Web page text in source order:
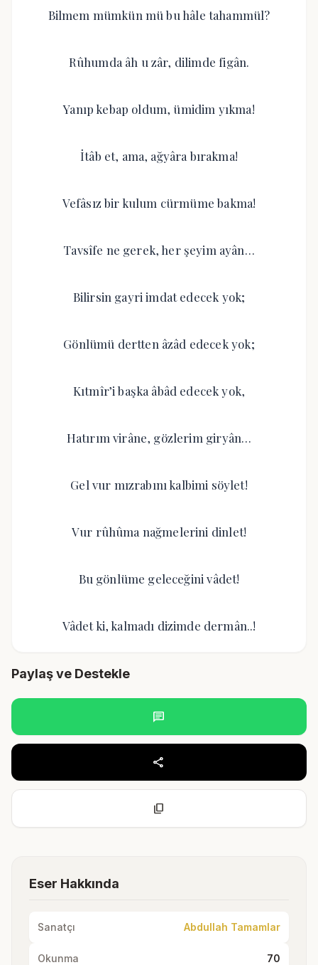
Bilmem mümkün mü bu hâle tahammül?
Rûhumda âh u zâr, dilimde figân.
Yanıp kebap oldum, ümidim yıkma!
İtâb et, ama, ağyâra bırakma!
Vefâsız bir kulum cürmüme bakma!
Tavsîfe ne gerek, her şeyim ayân…
Bilirsin gayri imdat edecek yok;
Gönlümü dertten âzâd edecek yok;
Kıtmîr’i başka âbâd edecek yok,
Hatırım virâne, gözlerim giryân…
Gel vur mızrabını kalbimi söylet!
Vur rûhûma nağmelerini dinlet!
Bu gönlüme geleceğini vâdet!
Vâdet ki, kalmadı dizimde dermân..!
Paylaş ve Destekle
chat
share
content_copy
Eser Hakkında
Sanatçı Abdullah Tamamlar
Okunma 70